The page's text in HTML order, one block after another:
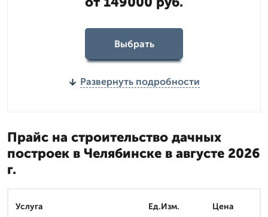
Выбрать
Развернуть подробности
Прайс на строительство дачных
построек в Челябинске в августе 2026
г.
Услуга Ед.Изм. Цена